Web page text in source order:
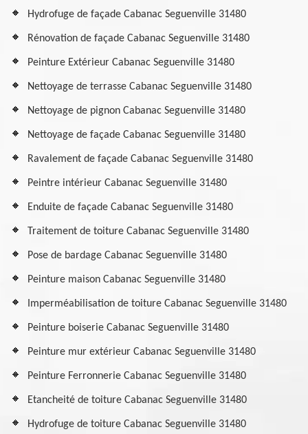
Hydrofuge de façade Cabanac Seguenville 31480
Rénovation de façade Cabanac Seguenville 31480
Peinture Extérieur Cabanac Seguenville 31480
Nettoyage de terrasse Cabanac Seguenville 31480
Nettoyage de pignon Cabanac Seguenville 31480
Nettoyage de façade Cabanac Seguenville 31480
Ravalement de façade Cabanac Seguenville 31480
Peintre intérieur Cabanac Seguenville 31480
Enduite de façade Cabanac Seguenville 31480
Traitement de toiture Cabanac Seguenville 31480
Pose de bardage Cabanac Seguenville 31480
Peinture maison Cabanac Seguenville 31480
Imperméabilisation de toiture Cabanac Seguenville 31480
Peinture boiserie Cabanac Seguenville 31480
Peinture mur extérieur Cabanac Seguenville 31480
Peinture Ferronnerie Cabanac Seguenville 31480
Etancheité de toiture Cabanac Seguenville 31480
Hydrofuge de toiture Cabanac Seguenville 31480